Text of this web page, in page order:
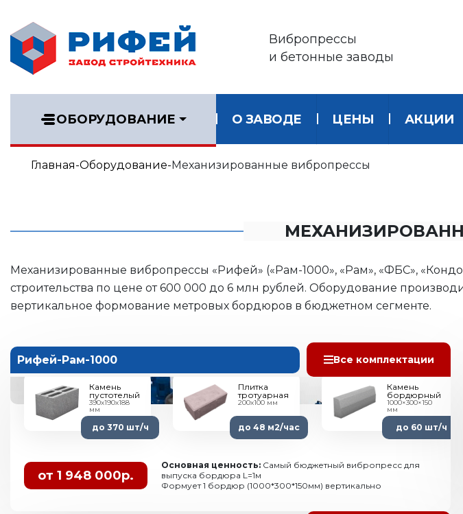
Вибропрессы
и бетонные заводы
ОБОРУДОВАНИЕ О ЗАВОДЕ ЦЕНЫ АКЦИИ
Главная Оборудование Механизированные вибропрессы
Механизированные вибропрессы «Рифей» («Рам-1000», «Рам», «ФБС»,
строительства по цене от 600 000 до 6 млн рублей. Оборудование
вертикальное формование метровых бордюров в бюджетном сегменте.
Рифей-Рам-1000 Все комплектации
Камень
пустотелый
390х190х188
мм
до 370 шт/ч
Плитка
тротуарная
200х100 мм
до 48 м2/час
Камень
бордюрный
1000×300×150
мм
до 60 шт/ч
от 1 948 000р.
Основная ценность: Самый бюджетный вибропресс для
выпуска бордюра L=1м
Формует 1 бордюр (1000*300*150мм) вертикально